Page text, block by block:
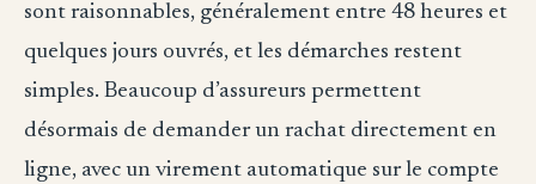
sont raisonnables, généralement entre 48 heures et
quelques jours ouvrés, et les démarches restent
simples. Beaucoup d’assureurs permettent
désormais de demander un rachat directement en
ligne, avec un virement automatique sur le compte